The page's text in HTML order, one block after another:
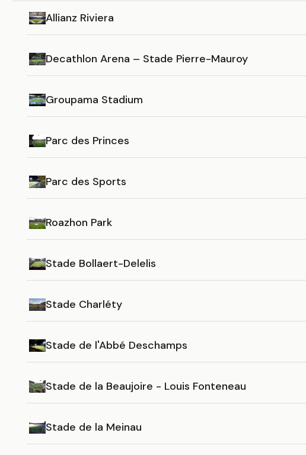
Allianz Riviera
Decathlon Arena – Stade Pierre-Mauroy
Groupama Stadium
Parc des Princes
Parc des Sports
Roazhon Park
Stade Bollaert-Delelis
Stade Charléty
Stade de l'Abbé Deschamps
Stade de la Beaujoire - Louis Fonteneau
Stade de la Meinau